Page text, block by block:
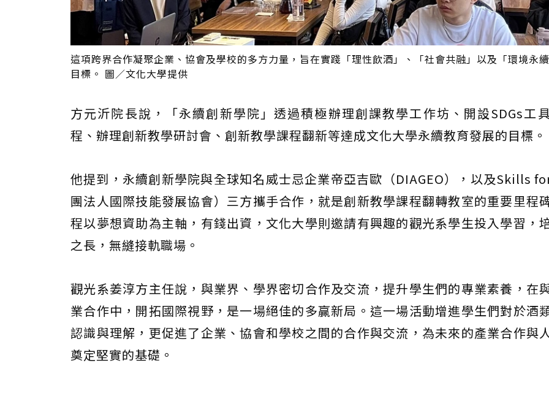
這項跨界合作凝聚企業、協會及學校的多方力量，旨在實踐「理性飲酒」、「社會共融」以及「環境永
目標。 圖／文化大學提供
方元沂院長說，「永續創新學院」透過積極辦理創課教學工作坊、開設SDGs工
程、辦理創新教學研討會、創新教學課程翻新等達成文化大學永續教育發展的目標。
他提到，永續創新學院與全球知名威士忌企業帝亞吉歐（DIAGEO），以及Skills
團法人國際技能發展協會）三方攜手合作，就是創新教學課程翻轉教室的重要里程
程以夢想資助為主軸，有錢出資，文化大學則邀請有興趣的觀光系學生投入學習，
之長，無縫接軌職場。
觀光系姜淳方主任說，與業界、學界密切合作及交流，提升學生們的專業素養，在
業合作中，開拓國際視野，是一場絕佳的多贏新局。這一場活動增進學生們對於酒
認識與理解，更促進了企業、協會和學校之間的合作與交流，為未來的產業合作與
奠定堅實的基礎。